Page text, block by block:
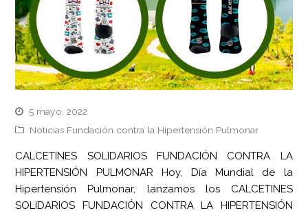
5 mayo, 2022
Noticias Fundación contra la Hipertensión Pulmonar
CALCETINES SOLIDARIOS FUNDACIÓN CONTRA LA
HIPERTENSIÓN PULMONAR Hoy, Día Mundial de la
Hipertensión Pulmonar, lanzamos los CALCETINES
SOLIDARIOS FUNDACIÓN CONTRA LA HIPERTENSIÓN